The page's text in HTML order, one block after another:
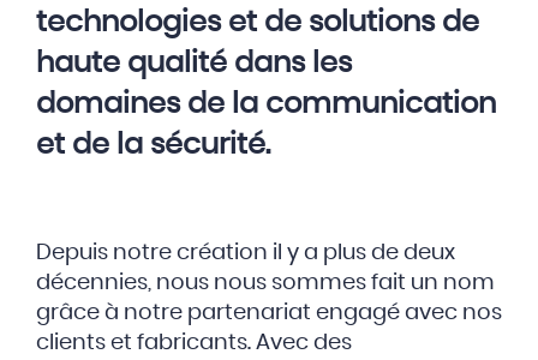
technologies et de solutions de
haute qualité dans les
domaines de la communication
et de la sécurité.
Depuis notre création il y a plus de deux
décennies, nous nous sommes fait un nom
grâce à notre partenariat engagé avec nos
clients et fabricants. Avec des